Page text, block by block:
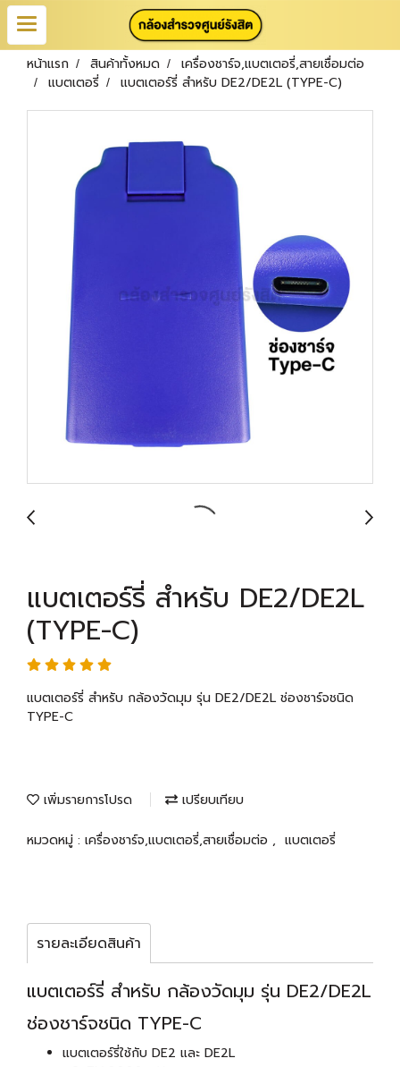
หน้าแรก สินค้าทั้งหมด
เครื่องชาร์จ,แบตเตอรี่,สายเชื่อมต่อ
แบตเตอรี่
แบตเตอร์รี่ สำหรับ DE2/DE2L (TYPE-C)
แบตเตอร์รี่ สำหรับ DE2/DE2L
(TYPE-C)
แบตเตอร์รี่ สำหรับ กล้องวัดมุม รุ่น DE2/DE2L ช่องชาร์จชนิด
TYPE-C
เพิ่มรายการโปรด เปรียบเทียบ
หมวดหมู่ : เครื่องชาร์จ,แบตเตอรี่,สายเชื่อมต่อ , แบตเตอรี่
รายละเอียดสินค้า
แบตเตอร์รี่ สำหรับ กล้องวัดมุม รุ่น DE2/DE2L
ช่องชาร์จชนิด TYPE-C
แบตเตอร์รี่ใช้กับ DE2 และ DE2L